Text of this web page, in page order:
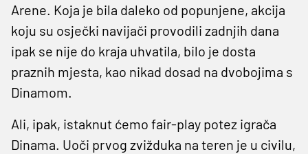
Arene. Koja je bila daleko od popunjene, akcija
koju su osječki navijači provodili zadnjih dana
ipak se nije do kraja uhvatila, bilo je dosta
praznih mjesta, kao nikad dosad na dvobojima s
Dinamom.
Ali, ipak, istaknut ćemo fair-play potez igrača
Dinama. Uoči prvog zvižduka na teren je u civilu,